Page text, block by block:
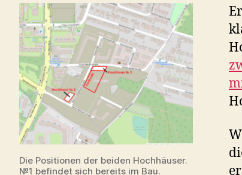
Die Positionen der beiden Hochhäuser.
№1 befindet sich bereits im Bau.